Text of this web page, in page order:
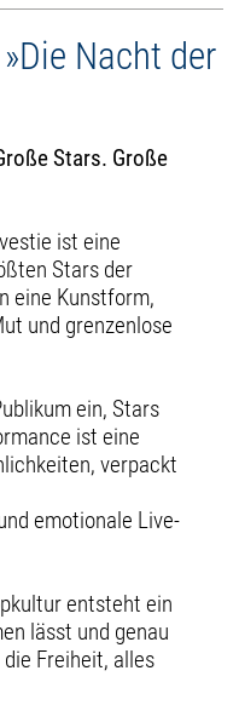
Nacht der
Stars. Große
ist eine
Stars der
eine Kunstform,
und grenzenlose
ein, Stars
ist eine
verpackt
emotionale Live-
entsteht ein
lässt und genau
Freiheit, alles